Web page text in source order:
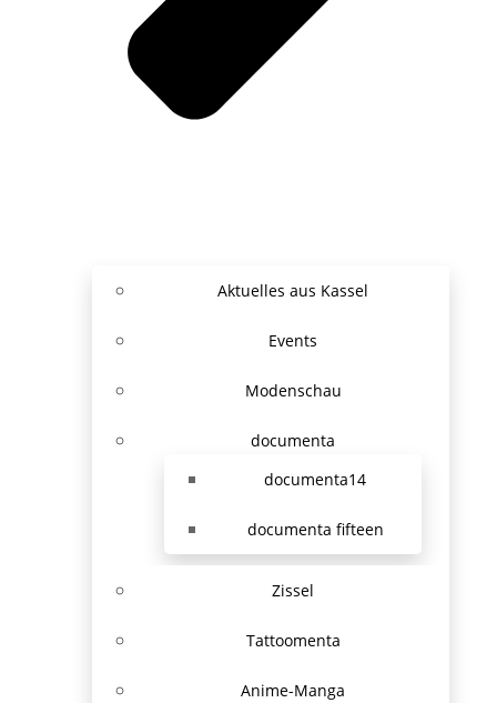
Aktuelles aus Kassel
Events
Modenschau
documenta
documenta14
documenta fifteen
Zissel
Tattoomenta
Anime-Manga